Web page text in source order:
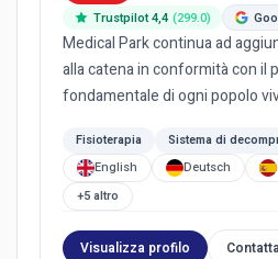
Trustpilot 4,4 (299.0)
Medical Park continua ad
alla catena in conformità con il
fondamentale di ogni popolo
Fisioterapia
Sistema di
English
Deutsch
+5 altro
Visualizza profilo